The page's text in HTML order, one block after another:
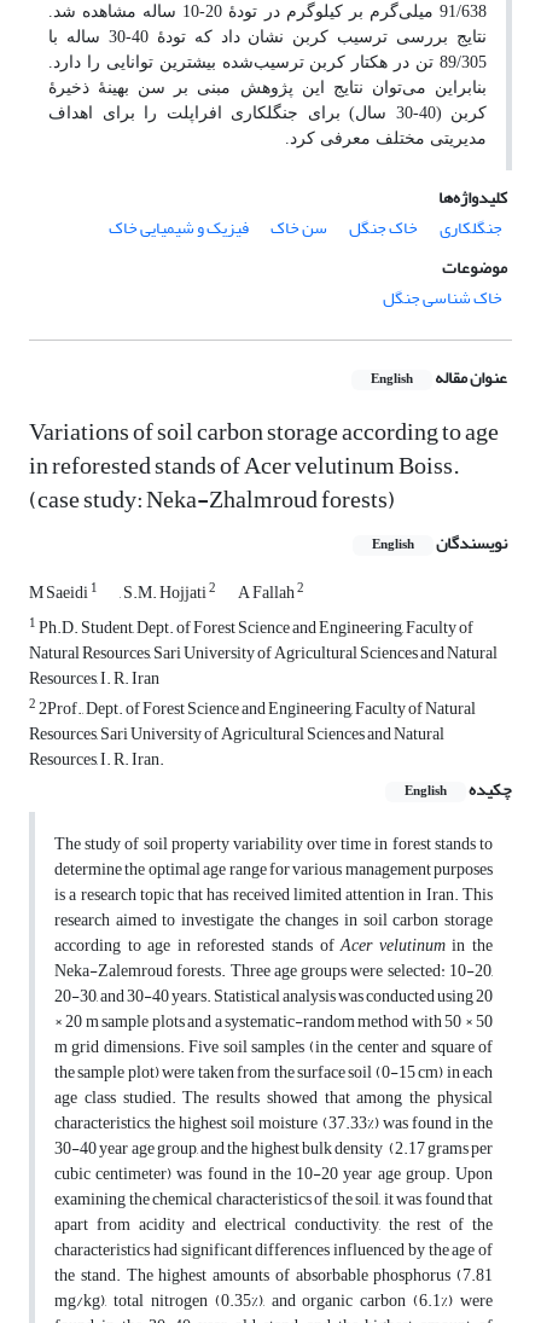
91/638 میلی‌گرم بر کیلوگرم در تودۀ 20-10 ساله مشاهده شد.
نتایج بررسی ترسیب کربن نشان داد که تودۀ 40-30 ساله با
89/305 تن در هکتار کربن ترسیب‌شده بیشترین توانایی را دارد.
بنابراین می‌توان نتایج این پژوهش مبنی بر سن بهینۀ ذخیرۀ
کربن (40-30 سال) برای جنگلکاری افراپلت را برای اهداف
مدیریتی مختلف معرفی کرد.
کلیدواژه‌ها
جنگلکاری
خاک جنگل سن خاک
فیزیک و شیمیایی خاک
موضوعات
خاک شناسی جنگل
عنوان مقاله English
Variations of soil carbon storage according to age
in reforested stands of Acer velutinum Boiss.
(case study: Neka-Zhalmroud forests)
نویسندگان English
M Saeidi1 , S.M. Hojjati2 A Fallah2
1Ph.D. Student, Dept. of Forest Science and Engineering, Faculty of
Natural Resources, Sari University of Agricultural Sciences and Natural
Resources, I. R. Iran
22Prof., Dept. of Forest Science and Engineering, Faculty of Natural
Resources, Sari University of Agricultural Sciences and Natural
Resources, I. R. Iran.
چکیده
English
The study of soil property variability over time in forest stands to
determine the optimal age range for various management purposes
is a research topic that has received limited attention in Iran. This
research aimed to investigate the changes in soil carbon storage
according to age in reforested stands ofAcer velutinumin the
Neka-Zalemroud forests. Three age groups were selected: 10-20,
20-30, and 30-40 years. Statistical analysis was conducted using 20
× 20 m sample plots and a systematic-random method with 50 × 50
m grid dimensions. Five soil samples (in the center and square of
the sample plot) were taken from the surface soil (0-15 cm) in each
age class studied. The results showed that among the physical
characteristics, the highest soil moisture (37.33%) was found in the
30-40 year age group, and the highest bulk density (2.17 grams per
cubic centimeter) was found in the 10-20 year age group. Upon
examining the chemical characteristics of the soil, it was found that
apart from acidity and electrical conductivity, the rest of the
characteristics had significant differences influenced by the age of
the stand. The highest amounts of absorbable phosphorus (7.81
mg/kg), total nitrogen (0.35%), and organic carbon (6.1%) were